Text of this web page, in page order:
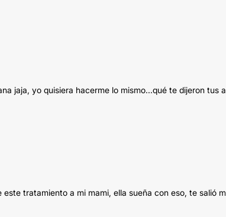
jaja, yo quisiera hacerme lo mismo...qué te dijeron tus
este tratamiento a mi mami, ella sueña con eso, te salió